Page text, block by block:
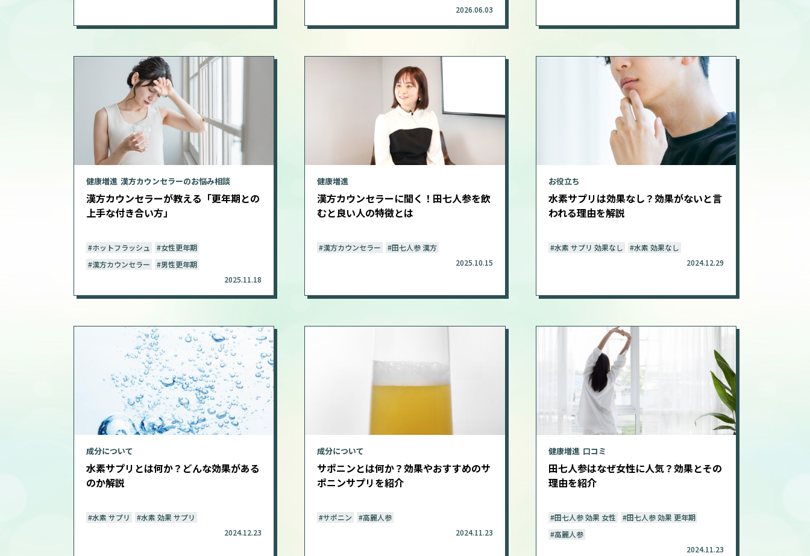
HOME
すべての記事
お役立ち
2026.06.03
健康増進 漢方カウンセラーのお悩み相談
漢方カウンセラーが教える「更年期との
上手な付き合い方」
#ホットフラッシュ
#女性更年期
#漢方カウンセラー
#男性更年期
2025.11.18
健康増進
漢方カウンセラーに聞く！田七人参を飲
むと良い人の特徴とは
#漢方カウンセラー
#田七人参 漢方
2025.10.15
お役立ち
水素サプリは効果なし？効果がないと言
われる理由を解説
#水素 サプリ 効果なし
#水素 効果なし
2024.12.29
成分について
水素サプリとは何か？どんな効果がある
のか解説
#水素 サプリ
#水素 効果 サプリ
2024.12.23
成分について
サポニンとは何か？効果やおすすめのサ
ポニンサプリを紹介
#サポニン
#高麗人参
2024.11.23
健康増進 口コミ
田七人参はなぜ女性に人気？効果とその
理由を紹介
#田七人参 効果 女性
#田七人参 効果 更年期
#高麗人参
2024.11.23